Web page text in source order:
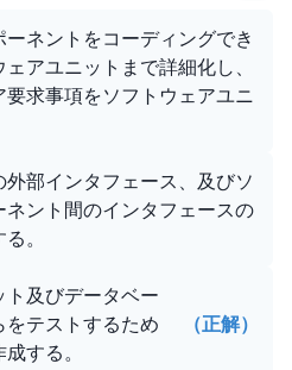
ネントをコーディングでき
アユニットまで詳細化し、
求事項をソフトウェアユニ
部インタフェース、及びソ
ント間のインタフェースの
。
及びデータベー
テストするため
する。
（正解）